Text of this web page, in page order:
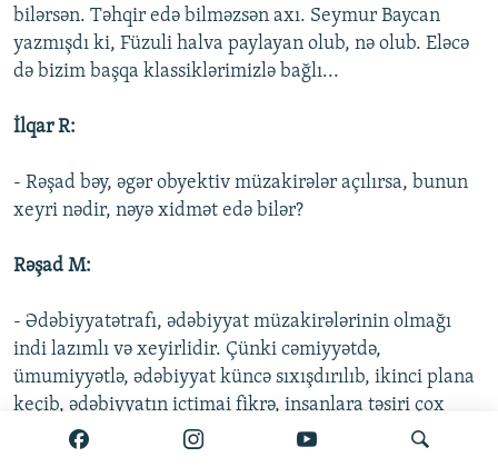
bilərsən. Təhqir edə bilməzsən axı. Seymur Baycan
yazmışdı ki, Füzuli halva paylayan olub, nə olub. Eləcə
də bizim başqa klassiklərimizlə bağlı...
İlqar R:
- Rəşad bəy, əgər obyektiv müzakirələr açılırsa, bunun
xeyri nədir, nəyə xidmət edə bilər?
Rəşad M:
- Ədəbiyyatətrafı, ədəbiyyat müzakirələrinin olmağı
indi lazımlı və xeyirlidir. Çünki cəmiyyətdə,
ümumiyyətlə, ədəbiyyat küncə sıxışdırılıb, ikinci plana
keçib, ədəbiyyatın ictimai fikrə, insanlara təsiri çox
azalıb. Dünən 30-50-100 min tirajla kitabları çıxan